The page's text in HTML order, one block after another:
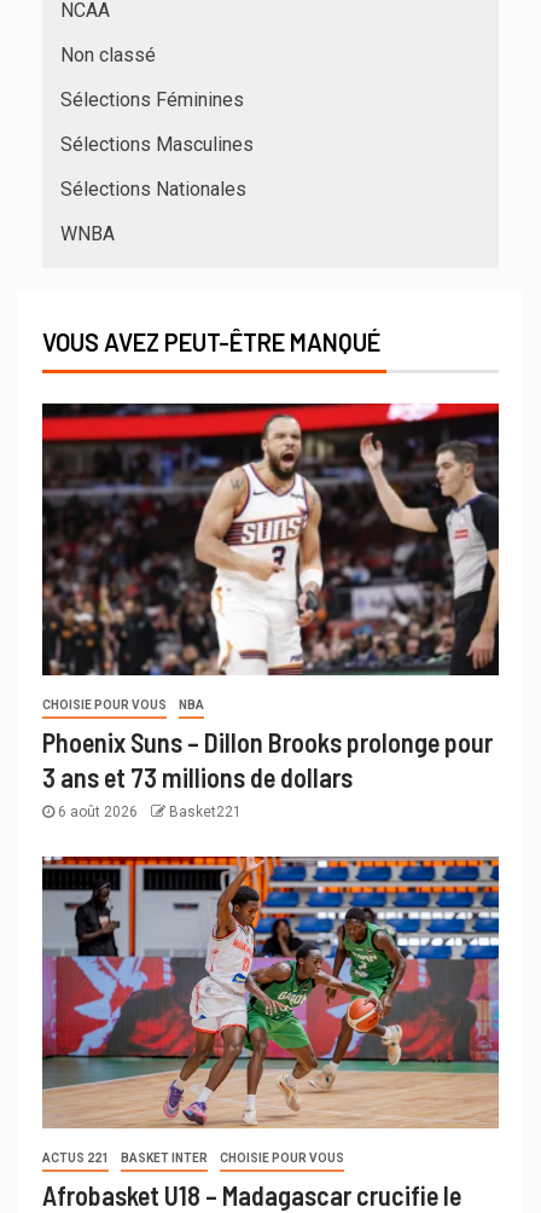
NCAA
Non classé
Sélections Féminines
Sélections Masculines
Sélections Nationales
WNBA
VOUS AVEZ PEUT-ÊTRE MANQUÉ
CHOISIE POUR VOUS NBA
Phoenix Suns – Dillon Brooks prolonge pour
3 ans et 73 millions de dollars
6 août 2026 Basket221
ACTUS 221 BASKET INTER CHOISIE POUR VOUS
Afrobasket U18 – Madagascar crucifie le